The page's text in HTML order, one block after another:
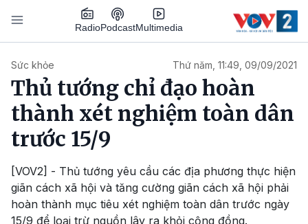
Nhảy đến nội dung
RadioPodcastMultimedia
Sức khỏe Thứ năm, 11:49, 09/09/2021
Thủ tướng chỉ đạo hoàn
thành xét nghiệm toàn dân
trước 15/9
[VOV2] - Thủ tướng yêu cầu các địa phương thực hiện
giãn cách xã hội và tăng cường giãn cách xã hội phải
hoàn thành mục tiêu xét nghiệm toàn dân trước ngày
15/9 để loại trừ nguồn lây ra khỏi cộng đồng.